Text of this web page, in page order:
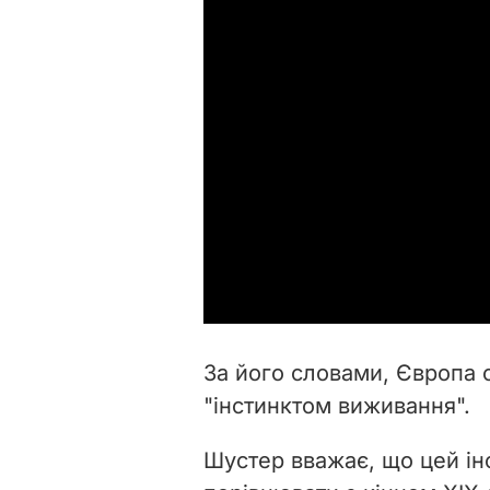
За його словами, Європа
"інстинктом виживання".
Шустер вважає, що цей